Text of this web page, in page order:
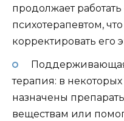
продолжает
психотерапевтом,
корректировать его
терапия: в некоторых
назначены
веществам или